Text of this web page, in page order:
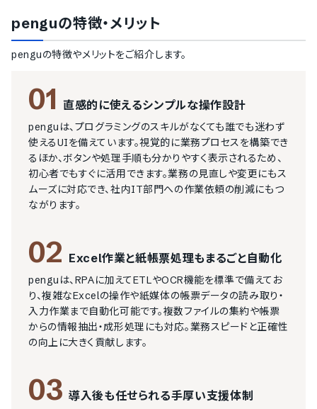
penguの特徴・メリット
penguの特徴やメリットをご紹介します。
01 直感的に使えるシンプルな操作設計
penguは、プログラミングのスキルがなくても誰でも迷わず
使えるUIを備えています。視覚的に業務プロセスを構築でき
るほか、ボタンや処理手順も分かりやすく表示されるため、
初心者でもすぐに活用できます。業務の見直しや変更にもス
ムーズに対応でき、社内IT部門への作業依頼の削減にもつ
ながります。
02 Excel作業と紙帳票処理もまるごと自動化
penguは、RPAに加えてETLやOCR機能を標準で備えてお
り、複雑なExcelの操作や紙媒体の帳票データの読み取り・
入力作業まで自動化可能です。複数ファイルの集約や帳票
からの情報抽出・成形処理にも対応。業務スピードと正確性
の向上に大きく貢献します。
03 導入後も任せられる手厚い支援体制